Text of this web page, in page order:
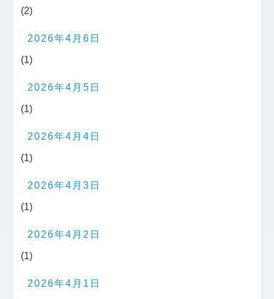
(2)
2026年4月6日
(1)
2026年4月5日
(1)
2026年4月4日
(1)
2026年4月3日
(1)
2026年4月2日
(1)
2026年4月1日